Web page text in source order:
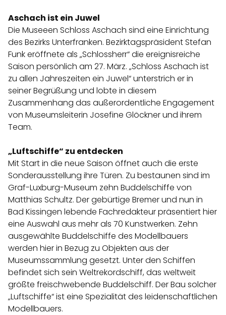
Aschach ist ein Juwel
Die Museeen Schloss Aschach sind eine Einrichtung
des Bezirks Unterfranken. Bezirktagspräsident Stefan
Funk eröffnete als „Schlossherr“ die ereignisreiche
Saison persönlich am 27. März. „Schloss Aschach ist
zu allen Jahreszeiten ein Juwel“ unterstrich er in
seiner Begrüßung und lobte in diesem
Zusammenhang das außerordentliche Engagement
von Museumsleiterin Josefine Glöckner und ihrem
Team.
„Luftschiffe“ zu entdecken
Mit Start in die neue Saison öffnet auch die erste
Sonderausstellung ihre Türen. Zu bestaunen sind im
Graf-Luxburg-Museum zehn Buddelschiffe von
Matthias Schultz. Der gebürtige Bremer und nun in
Bad Kissingen lebende Fachredakteur präsentiert hier
eine Auswahl aus mehr als 70 Kunstwerken. Zehn
ausgewählte Buddelschiffe des Modellbauers
werden hier in Bezug zu Objekten aus der
Museumssammlung gesetzt. Unter den Schiffen
befindet sich sein Weltrekordschiff, das weltweit
größte freischwebende Buddelschiff. Der Bau solcher
„Luftschiffe“ ist eine Spezialität des leidenschaftlichen
Modellbauers.